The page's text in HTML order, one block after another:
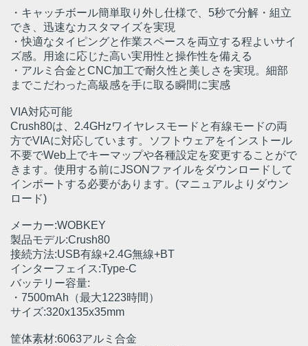
・キャッチボール簡単取り外し仕様で、5秒で分解・組立
でき、迅速なカスタマイズを実現
・快適なタイピングと作業スペースを両立する程よいサイ
ズ感。用途に応じた高い実用性と操作性を備える
・アルミ合金とCNC加工で耐久性と美しさを実現。細部
までこだわった高級感を手に取る瞬間に実感
VIA対応可能
Crush80は、2.4GHzワイヤレスモードと有線モードの両
方でVIAに対応しています。ソフトウェアをインストール
不要でWeb上でキーマップや各種設定を変更することがで
きます。使用する前にJSONファイルをダウンロードして
インポートする必要があります。(マニュアルよりダウン
ロード)
メーカー:WOBKEY
製品モデル:Crush80
接続方法:USB有線+2.4G無線+BT
インターフェイス:Type-C
バッテリー容量:
・7500mAh（最大1223時間）
サイズ:320x135x35mm
筐体素材:6063アルミ合金